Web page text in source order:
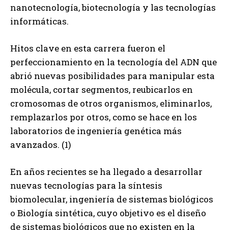
nanotecnología, biotecnología y las tecnologías
informáticas.
Hitos clave en esta carrera fueron el
perfeccionamiento en la tecnología del ADN que
abrió nuevas posibilidades para manipular esta
molécula, cortar segmentos, reubicarlos en
cromosomas de otros organismos, eliminarlos,
remplazarlos por otros, como se hace en los
laboratorios de ingeniería genética más
avanzados. (1)
En años recientes se ha llegado a desarrollar
nuevas tecnologías para la síntesis
biomolecular, ingeniería de sistemas biológicos
o Biología sintética, cuyo objetivo es el diseño
de sistemas biológicos que no existen en la